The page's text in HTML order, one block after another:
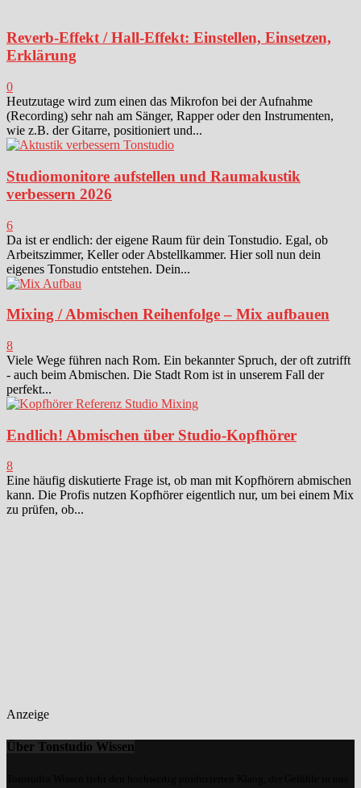
Reverb-Effekt / Hall-Effekt: Einstellen, Einsetzen,
Erklärung
0
Heutzutage wird zum einen das Mikrofon bei der Aufnahme
(Recording) sehr nah am Sänger, Rapper oder den Instrumenten,
wie z.B. der Gitarre, positioniert und...
Studiomonitore aufstellen und Raumakustik
verbessern 2026
6
Da ist er endlich: der eigene Raum für dein Tonstudio. Egal, ob
Arbeitszimmer, Keller oder Abstellkammer. Hier soll nun dein
eigenes Tonstudio entstehen. Dein...
Mixing / Abmischen Reihenfolge – Mix aufbauen
8
Viele Wege führen nach Rom. Ein bekannter Spruch, der oft zutrifft
- auch beim Abmischen. Die Stadt Rom ist in unserem Fall der
perfekt...
Endlich! Abmischen über Studio-Kopfhörer
8
Eine häufig diskutierte Frage ist, ob man mit Kopfhörern abmischen
kann. Die Profis nutzen Kopfhörer eigentlich nur, um bei einem Mix
zu prüfen, ob...
Anzeige
Über Tonstudio Wissen